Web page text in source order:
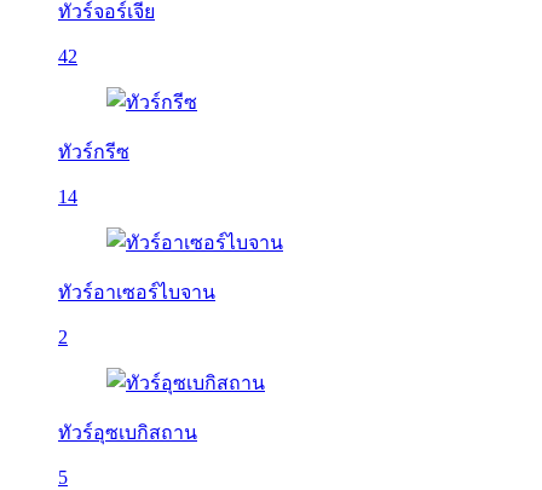
ทัวร์จอร์เจีย
42
ทัวร์กรีซ
14
ทัวร์อาเซอร์ไบจาน
2
ทัวร์อุซเบกิสถาน
5